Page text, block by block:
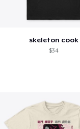
skeleton cook
$34